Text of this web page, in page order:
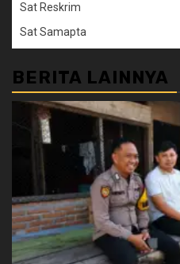
Sat Reskrim
Sat Samapta
BERITA LAINNYA